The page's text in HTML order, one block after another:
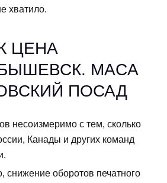
хватило.
ЦЕНА
MACA
ПОСАД
несоизмеримо с тем, сколько
Канады и других команд
снижение оборотов печатного